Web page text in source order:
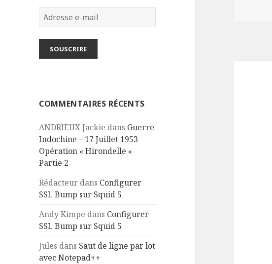
Adresse
e-
mail
SOUSCRIRE
COMMENTAIRES RÉCENTS
ANDRIEUX Jackie dans Guerre
Indochine – 17 Juillet 1953
Opération « Hirondelle »
Partie 2
Rédacteur dans Configurer
SSL Bump sur Squid 5
Andy Kimpe dans Configurer
SSL Bump sur Squid 5
Jules dans Saut de ligne par lot
avec Notepad++